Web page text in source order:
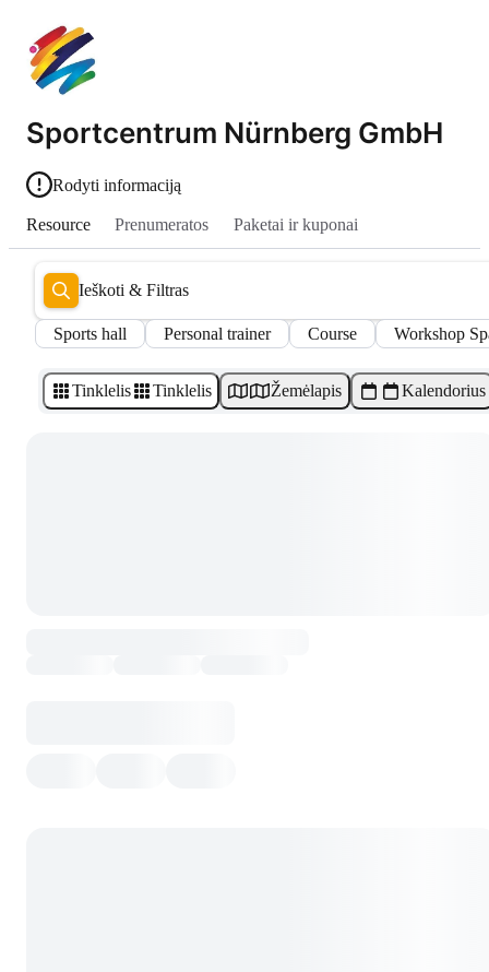
Sportcentrum Nürnberg GmbH
Rodyti informaciją
Resource Prenumeratos Paketai ir kuponai
Ieškoti & Filtras
Sports hall Personal trainer Course Workshop
Tinklelis Tinklelis Žemėlapis Kalendorius